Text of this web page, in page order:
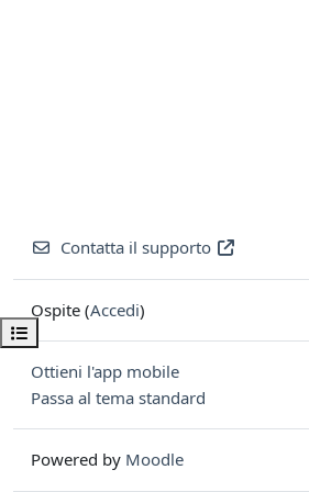
Apri indice del corso
Contatta il supporto
Ospite (Accedi)
Ottieni l'app mobile
Passa al tema standard
Powered by Moodle